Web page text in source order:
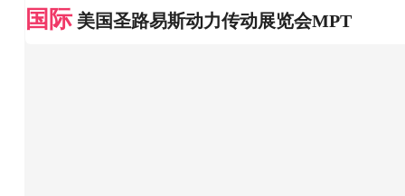
国际 美国圣路易斯动力传动展览会MPT